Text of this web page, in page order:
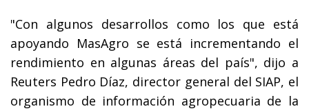
"Con algunos desarrollos como los que está
apoyando MasAgro se está incrementando el
rendimiento en algunas áreas del país", dijo a
Reuters Pedro Díaz, director general del SIAP, el
organismo de información agropecuaria de la